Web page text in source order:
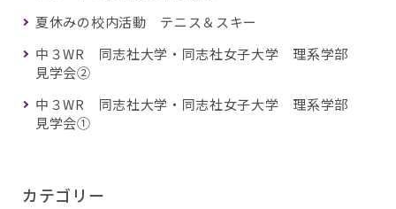
夏休みの校内活動 テニス＆スキー
中３WR 同志社大学・同志社女子大学 理系学部
見学会②
中３WR 同志社大学・同志社女子大学 理系学部
見学会①
カテゴリー